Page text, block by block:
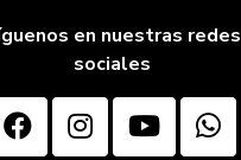
en nuestras redes
sociales